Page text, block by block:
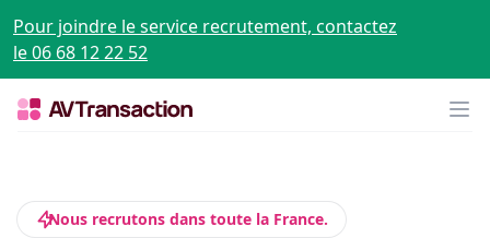
Pour joindre le service recrutement, contactez
le 06 68 12 22 52
Nous recrutons dans toute la France.